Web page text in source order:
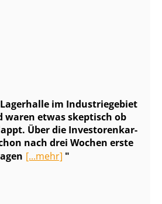
im Industriegebiet
waren etwas skeptisch ob
Über die In­ves­to­ren­kar­
nach drei Wochen erste
[...mehr]